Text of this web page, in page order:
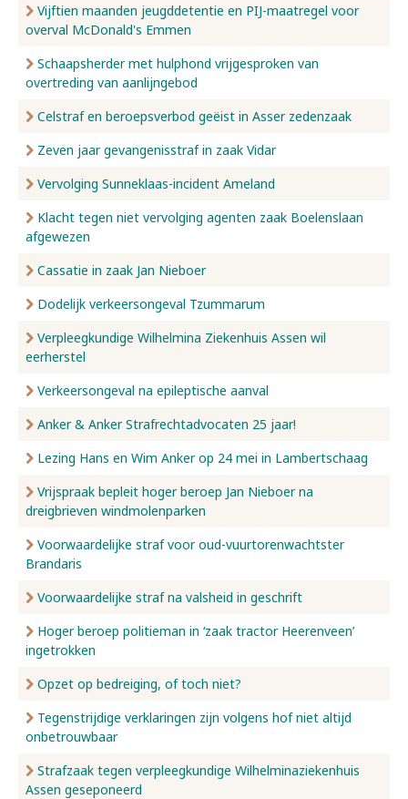
Vijftien maanden jeugddetentie en PIJ-maatregel voor
overval McDonald's Emmen
Schaapsherder met hulphond vrijgesproken van
overtreding van aanlijngebod
Celstraf en beroepsverbod geëist in Asser zedenzaak
Zeven jaar gevangenisstraf in zaak Vidar
Vervolging Sunneklaas-incident Ameland
Klacht tegen niet vervolging agenten zaak Boelenslaan
afgewezen
Cassatie in zaak Jan Nieboer
Dodelijk verkeersongeval Tzummarum
Verpleegkundige Wilhelmina Ziekenhuis Assen wil
eerherstel
Verkeersongeval na epileptische aanval
Anker & Anker Strafrechtadvocaten 25 jaar!
Lezing Hans en Wim Anker op 24 mei in Lambertschaag
Vrijspraak bepleit hoger beroep Jan Nieboer na
dreigbrieven windmolenparken
Voorwaardelijke straf voor oud-vuurtorenwachtster
Brandaris
Voorwaardelijke straf na valsheid in geschrift
Hoger beroep politieman in ‘zaak tractor Heerenveen’
ingetrokken
Opzet op bedreiging, of toch niet?
Tegenstrijdige verklaringen zijn volgens hof niet altijd
onbetrouwbaar
Strafzaak tegen verpleegkundige Wilhelminaziekenhuis
Assen geseponeerd